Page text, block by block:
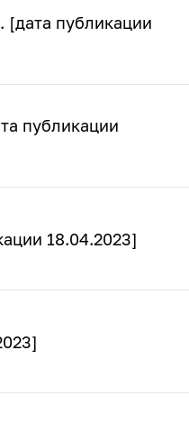
[дата публикации
публикации
18.04.2023]